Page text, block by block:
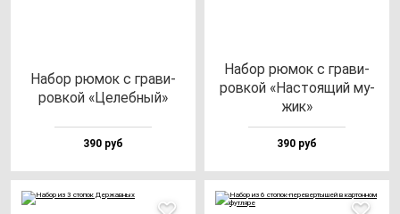
Набор рю­мок с гра­ви­
ров­кой «Целеб­ный»
390 руб
Набор рю­мок с гра­ви­
ров­кой «Нас­то­ящий му­
жик»
390 руб